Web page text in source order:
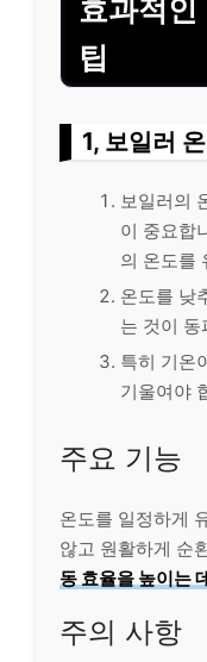
효과적인
팁
1, 보일러
보일러의
이 중요합
의 온도를
온도를 낮
는 것이 동
특히 기온
기울여야
주요 기능
온도를 일정하게
않고 원활하게 순
동 효율을 높이는
주의 사항